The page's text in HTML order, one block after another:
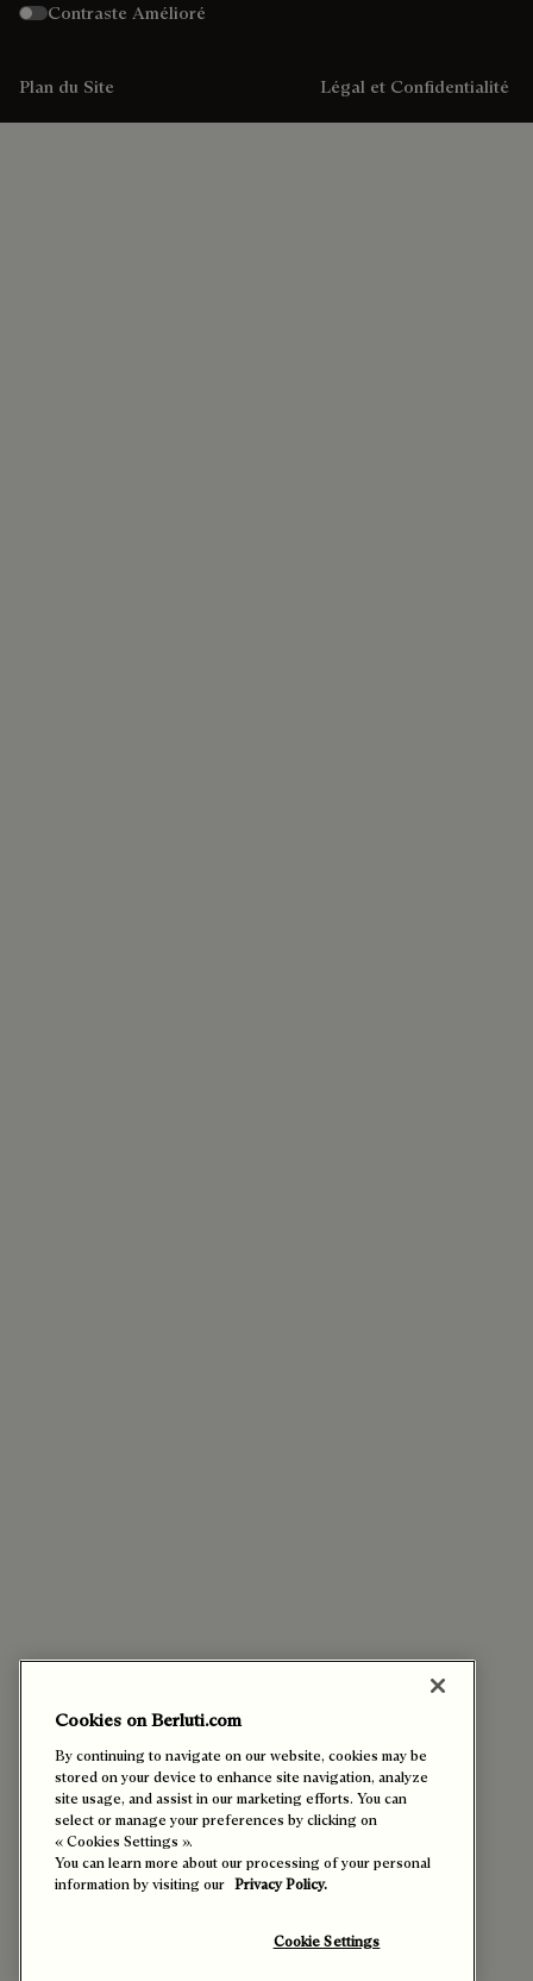
Contraste Amélioré
Plan du Site Légal et Confidentialité
Cookies on Berluti.com
By continuing to navigate on our website, cookies may be
stored on your device to enhance site navigation, analyze
site usage, and assist in our marketing efforts. You can
select or manage your preferences by clicking on
« Cookies Settings ».
You can learn more about our processing of your personal
information by visiting our Privacy Policy.
Cookie Settings